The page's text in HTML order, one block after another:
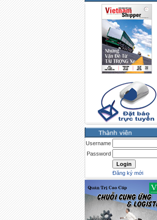
Username
Password
Đăng ký mới